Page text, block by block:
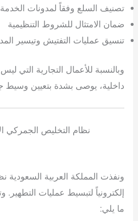
تصنيف السلع وفقاً لمدونات الخدمة
ضمان الامتثال للشروط التنظيمية
تنسيق عمليات التفتيش وتيسير
وبالنسبة للأعمال التجارية التي
داخلية، يوصى بشدة بتعيين
نظام التخليص الجمركي
ونفذت المملكة العربية السعودية
إلكترونياً لتبسيط عمليات التطهير.
ما يلي: